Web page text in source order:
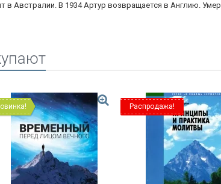
в Австралии. В 1934 Артур возвращается в Англию.
Распродажа!